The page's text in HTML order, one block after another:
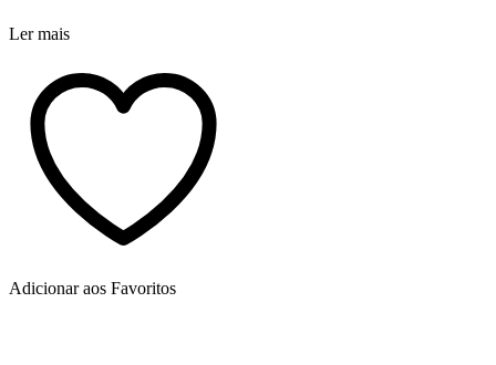
Ler mais
Adicionar aos Favoritos